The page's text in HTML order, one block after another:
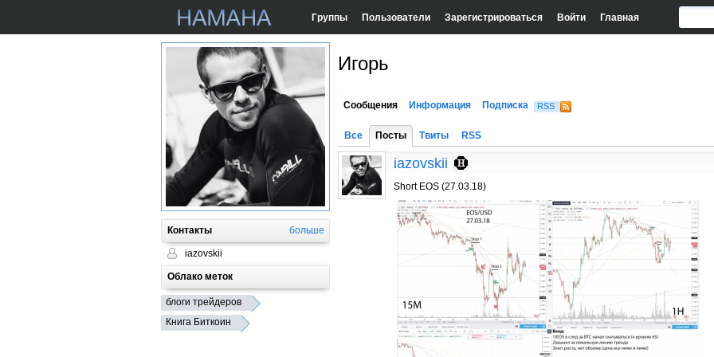
Группы Пользователи Зарегистрироваться Войти Главная
Контакты больше
iazovskii
Облако меток
блоги трейдеров
Книга Биткоин
Игорь
Сообщения Информация Подписка RSS
Все Посты Твиты RSS
iazovskii
Short EOS (27.03.18)